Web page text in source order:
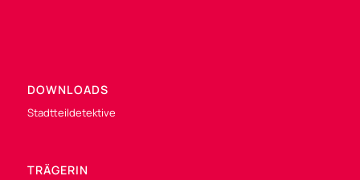
DOWNLOADS
Stadtteildetektive
TRÄGERIN